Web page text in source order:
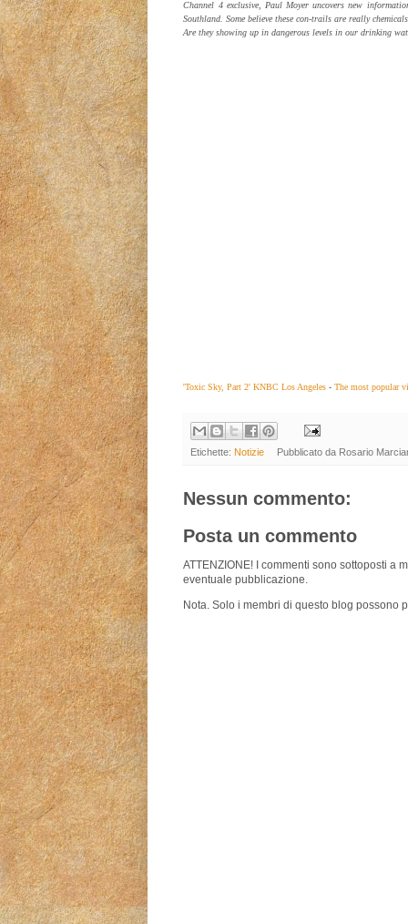
Channel 4 exclusive, Paul Moyer uncovers new
Southland. Some believe these con-trails are really
Are they showing up in dangerous levels in our drinking
'Toxic Sky, Part 2' KNBC Los Angeles-The most popular
Etichette: Notizie Pubblicato da Rosario
Nessun commento:
Posta un commento
ATTENZIONE! I commenti sono sottoposti a
eventuale pubblicazione.
Nota. Solo i membri di questo blog possono